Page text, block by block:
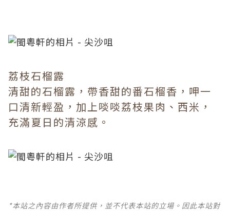
荔枝石榴露
清甜的石榴露，帶香甜的番石榴香，呷一
口清新輕盈，加上啖啖荔枝果肉、西米，
充滿夏日的清涼感。
*本站之內容由作者所提供，並不代表本站的立場。因此本站對